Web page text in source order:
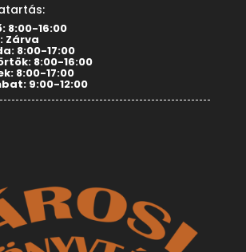
8:00-16:00
Zárva
8:00-17:00
8:00-16:00
8:00-17:00
9:00-12:00